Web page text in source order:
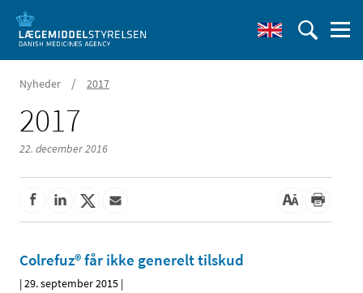
Nyheder / 2017
2017
22. december 2016
Colrefuz® får ikke generelt tilskud
|29. september 2015 |